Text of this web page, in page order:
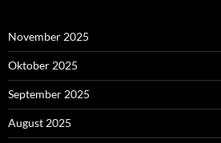
November 2025
Oktober 2025
September 2025
August 2025